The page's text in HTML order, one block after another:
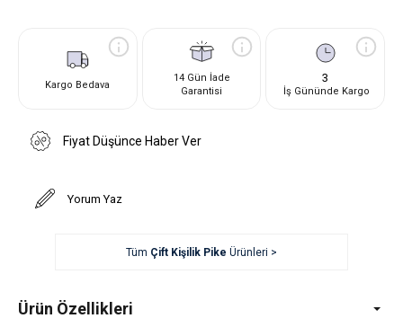
Kargo Bedava
14 Gün İade
Garantisi
3
İş Gününde Kargo
Fiyat Düşünce Haber Ver
Yorum Yaz
Tüm Çift Kişilik Pike Ürünleri >
Ürün Özellikleri